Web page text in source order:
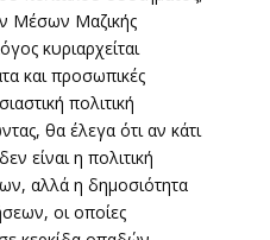
Μέσων Μαζικής
κυριαρχείται
και προσωπικές
πολιτική
θα έλεγα ότι αν κάτι
είναι η πολιτική
αλλά η δημοσιότητα
οι οποίες